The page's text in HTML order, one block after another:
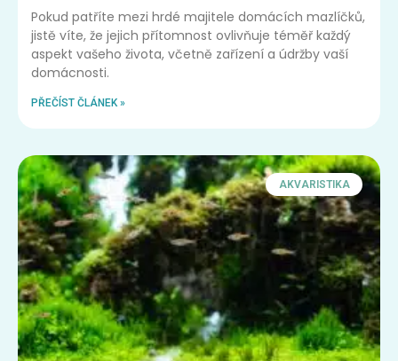
Pokud patříte mezi hrdé majitele domácích mazlíčků,
jistě víte, že jejich přítomnost ovlivňuje téměř každý
aspekt vašeho života, včetně zařízení a údržby vaší
domácnosti.
PŘEČÍST ČLÁNEK »
AKVARISTIKA